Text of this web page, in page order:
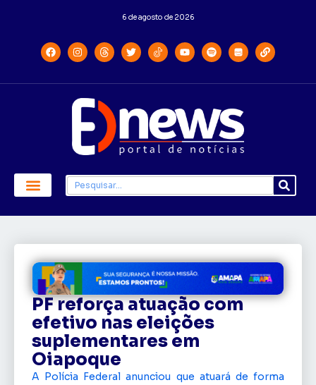
6 de agosto de 2026
PF reforça atuação com
efetivo nas eleições
suplementares em
Oiapoque
A Polícia Federal anunciou que atuará de forma